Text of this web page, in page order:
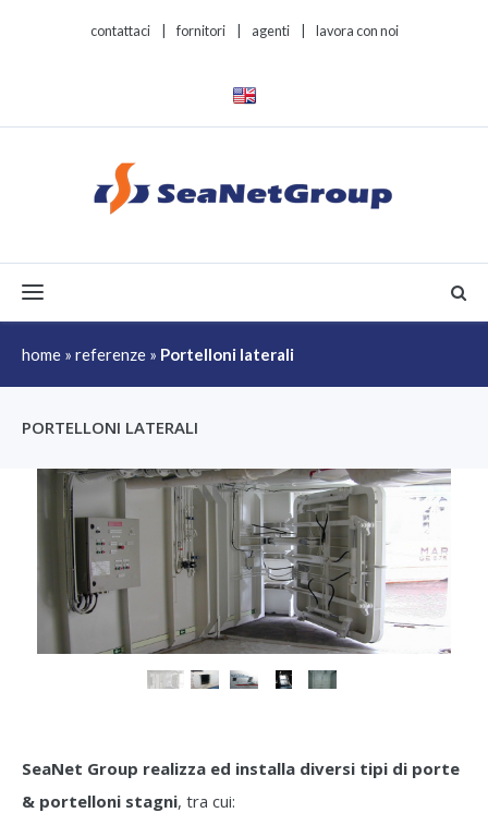
contattaci fornitori agenti lavora con noi
Toggle navigation
home » referenze » Portelloni laterali
PORTELLONI LATERALI
SeaNet Group realizza ed installa diversi tipi di porte
& portelloni stagni, tra cui: